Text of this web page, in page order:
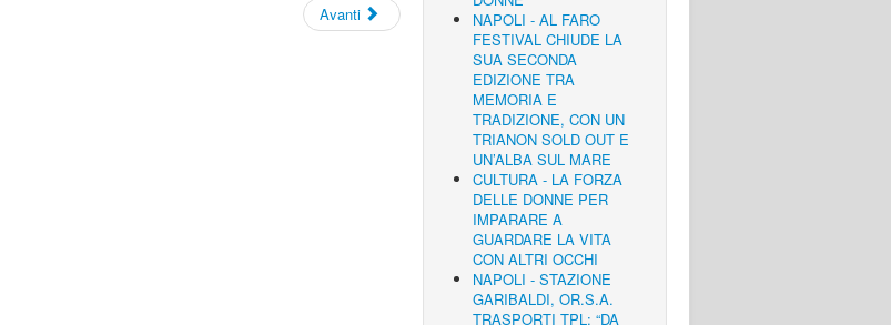
Avanti
NAPOLI - AL FARO
FESTIVAL CHIUDE LA
SUA SECONDA
EDIZIONE TRA
MEMORIA E
TRADIZIONE, CON UN
TRIANON SOLD OUT E
UN’ALBA SUL MARE
CULTURA - LA FORZA
DELLE DONNE PER
IMPARARE A
GUARDARE LA VITA
CON ALTRI OCCHI
NAPOLI - STAZIONE
GARIBALDI, OR.S.A.
TRASPORTI TPL: “DA